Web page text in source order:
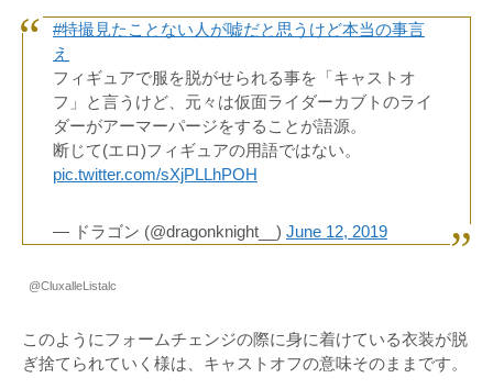
#特撮見たことない人が嘘だと思うけど本当の事言
え
フィギュアで服を脱がせられる事を「キャストオ
フ」と言うけど、元々は仮面ライダーカブトのライ
ダーがアーマーパージをすることが語源。
断じて(エロ)フィギュアの用語ではない。
pic.twitter.com/sXjPLLhPOH
— ドラゴン (@dragonknight__) June 12, 2019
@CluxalleListalc
このようにフォームチェンジの際に身に着けている衣装が脱
ぎ捨てられていく様は、キャストオフの意味そのままです。